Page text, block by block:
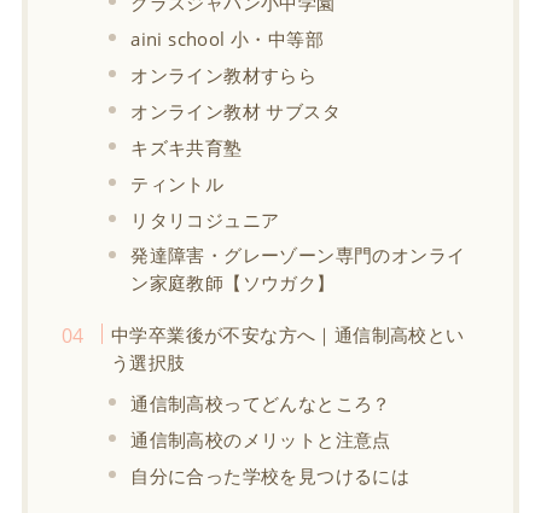
aini school 小・中等部
オンライン教材すらら
オンライン教材 サブスタ
キズキ共育塾
ティントル
リタリコジュニア
発達障害・グレーゾーン専門のオンライ
ン家庭教師【ソウガク】
中学卒業後が不安な方へ｜通信制高校とい
う選択肢
通信制高校ってどんなところ？
通信制高校のメリットと注意点
自分に合った学校を見つけるには